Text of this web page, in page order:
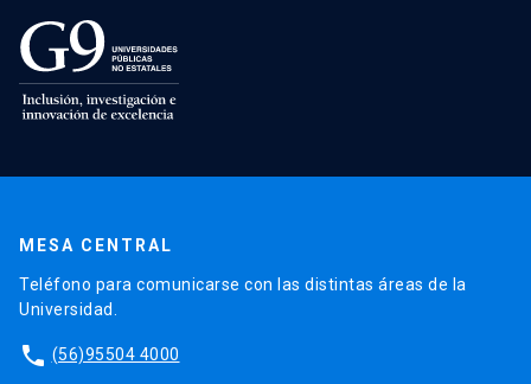
MESA CENTRAL
Teléfono para comunicarse con las distintas áreas de la
Universidad.
phone (56)95504 4000